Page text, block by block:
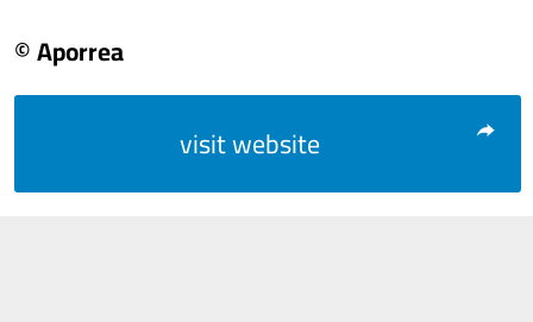
© Aporrea
visit website